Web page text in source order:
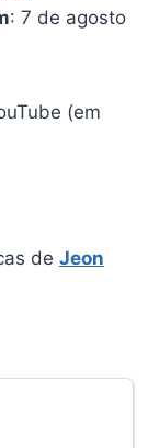
: 7 de agosto
(em
de Jeon